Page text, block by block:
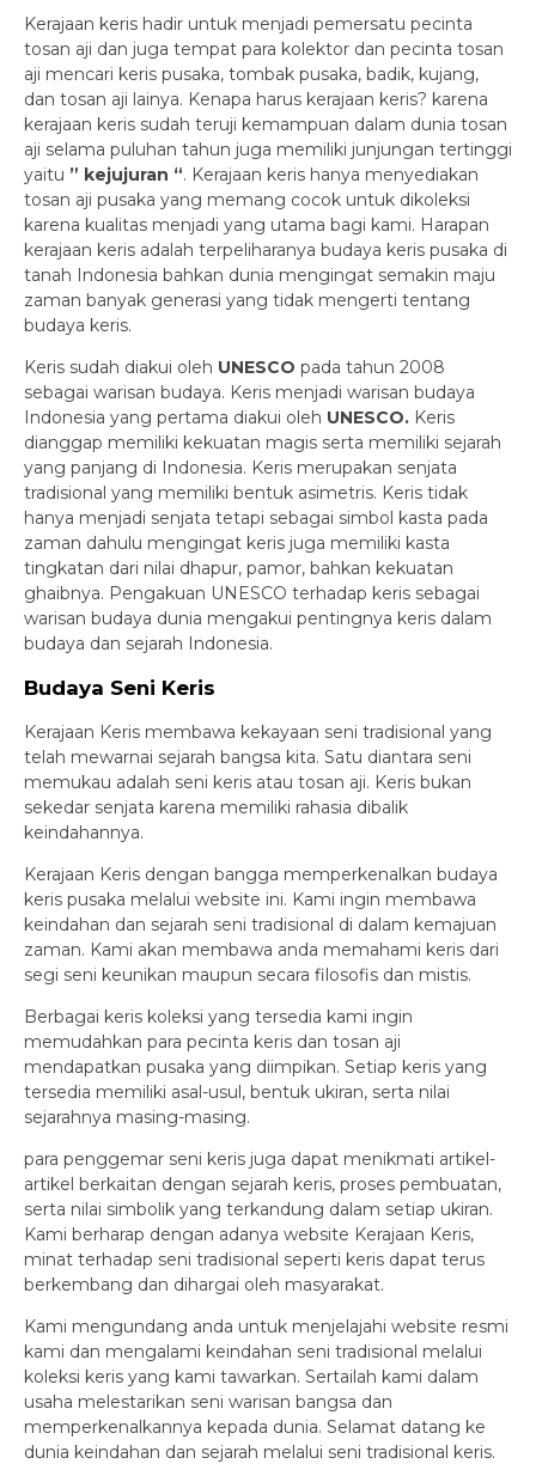
Kerajaan keris hadir untuk menjadi pemersatu pecinta
tosan aji dan juga tempat para kolektor dan pecinta tosan
aji mencari keris pusaka, tombak pusaka, badik, kujang,
dan tosan aji lainya. Kenapa harus kerajaan keris? karena
kerajaan keris sudah teruji kemampuan dalam dunia tosan
aji selama puluhan tahun juga memiliki junjungan tertinggi
yaitu ” kejujuran “. Kerajaan keris hanya menyediakan
tosan aji pusaka yang memang cocok untuk dikoleksi
karena kualitas menjadi yang utama bagi kami. Harapan
kerajaan keris adalah terpeliharanya budaya keris pusaka di
tanah Indonesia bahkan dunia mengingat semakin maju
zaman banyak generasi yang tidak mengerti tentang
budaya keris.
Keris sudah diakui oleh UNESCO pada tahun 2008
sebagai warisan budaya. Keris menjadi warisan budaya
Indonesia yang pertama diakui oleh UNESCO. Keris
dianggap memiliki kekuatan magis serta memiliki sejarah
yang panjang di Indonesia. Keris merupakan senjata
tradisional yang memiliki bentuk asimetris. Keris tidak
hanya menjadi senjata tetapi sebagai simbol kasta pada
zaman dahulu mengingat keris juga memiliki kasta
tingkatan dari nilai dhapur, pamor, bahkan kekuatan
ghaibnya. Pengakuan UNESCO terhadap keris sebagai
warisan budaya dunia mengakui pentingnya keris dalam
budaya dan sejarah Indonesia.
Budaya Seni Keris
Kerajaan Keris membawa kekayaan seni tradisional yang
telah mewarnai sejarah bangsa kita. Satu diantara seni
memukau adalah seni keris atau tosan aji. Keris bukan
sekedar senjata karena memiliki rahasia dibalik
keindahannya.
Kerajaan Keris dengan bangga memperkenalkan budaya
keris pusaka melalui website ini. Kami ingin membawa
keindahan dan sejarah seni tradisional di dalam kemajuan
zaman. Kami akan membawa anda memahami keris dari
segi seni keunikan maupun secara filosofis dan mistis.
Berbagai keris koleksi yang tersedia kami ingin
memudahkan para pecinta keris dan tosan aji
mendapatkan pusaka yang diimpikan. Setiap keris yang
tersedia memiliki asal-usul, bentuk ukiran, serta nilai
sejarahnya masing-masing.
para penggemar seni keris juga dapat menikmati artikel-
artikel berkaitan dengan sejarah keris, proses pembuatan,
serta nilai simbolik yang terkandung dalam setiap ukiran.
Kami berharap dengan adanya website Kerajaan Keris,
minat terhadap seni tradisional seperti keris dapat terus
berkembang dan dihargai oleh masyarakat.
Kami mengundang anda untuk menjelajahi website resmi
kami dan mengalami keindahan seni tradisional melalui
koleksi keris yang kami tawarkan. Sertailah kami dalam
usaha melestarikan seni warisan bangsa dan
memperkenalkannya kepada dunia. Selamat datang ke
dunia keindahan dan sejarah melalui seni tradisional keris.